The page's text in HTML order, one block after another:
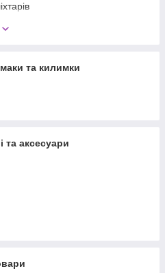
в нашому інтернет-магазині
на це багато часу. У
широкий асортимент
оновлюється.
та килимки
та аксесуари